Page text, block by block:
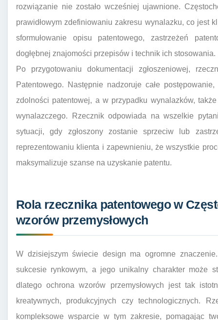
rozwiązanie nie zostało wcześniej ujawnione.
prawidłowym zdefiniowaniu zakresu wynalazku, co jest
sformułowanie opisu patentowego, zastrzeżeń
dogłębnej znajomości przepisów i technik ich stosowania.
Po przygotowaniu dokumentacji zgłoszeniowej,
Patentowego. Następnie nadzoruje całe
zdolności patentowej, a w przypadku wynalazków,
wynalazczego. Rzecznik odpowiada na wszelkie
sytuacji, gdy zgłoszony zostanie sprzeciw lub
reprezentowaniu klienta i zapewnieniu, że wszystkie
maksymalizuje szanse na uzyskanie patentu.
Rola rzecznika patentowego w
wzorów przemysłowych
W dzisiejszym świecie design ma ogromne
sukcesie rynkowym, a jego unikalny charakter może
dlatego ochrona wzorów przemysłowych jest tak
kreatywnych, produkcyjnych czy technologicznych.
kompleksowe wsparcie w tym zakresie, pomagając